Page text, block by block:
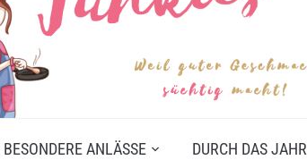
BESONDERE ANLÄSSE DURCH DAS JAHR